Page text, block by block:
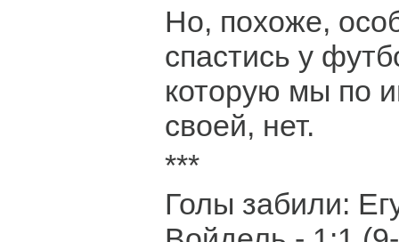
Но, похоже,
спастись у
которую мы по
своей, нет.
***
Голы забили: